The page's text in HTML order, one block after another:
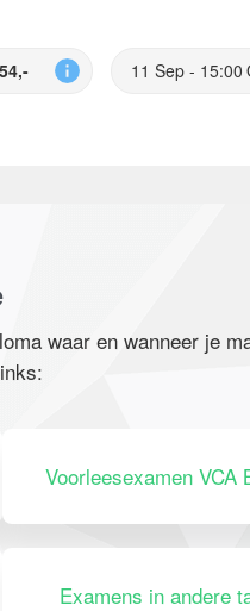
11 Sep - 15:00
waar en wanneer je
Voorleesexamen VCA
Examens in andere